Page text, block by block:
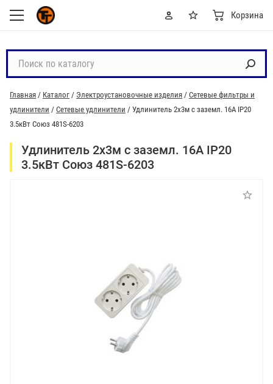
Корзина
с
к
п
о
а
Главная / Каталог / Электроустановочные изделия / Сетевые фильтры и
удлинители / Сетевые удлинители / Удлинитель 2х3м с заземл. 16А IP20
3.5кВт Союз 481S-6203
Удлинитель 2х3м с заземл. 16А IP20
3.5кВт Союз 481S-6203